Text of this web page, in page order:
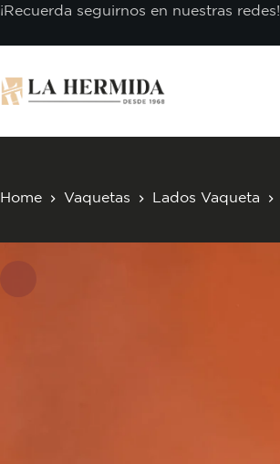
Skip
¡Recuerda seguirnos en nuestras redes!
Home Vaquetas Lados Vaqueta